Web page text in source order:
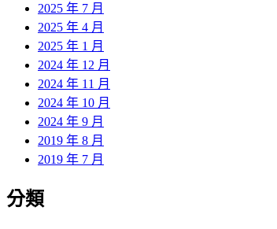
2025 年 7 月
2025 年 4 月
2025 年 1 月
2024 年 12 月
2024 年 11 月
2024 年 10 月
2024 年 9 月
2019 年 8 月
2019 年 7 月
分類